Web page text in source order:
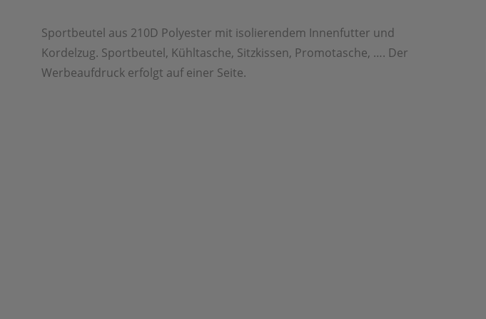
Sportbeutel aus 210D Polyester mit isolierendem Innenfutter und
Kordelzug. Sportbeutel, Kühltasche, Sitzkissen, Promotasche, …. Der
Werbeaufdruck erfolgt auf einer Seite.